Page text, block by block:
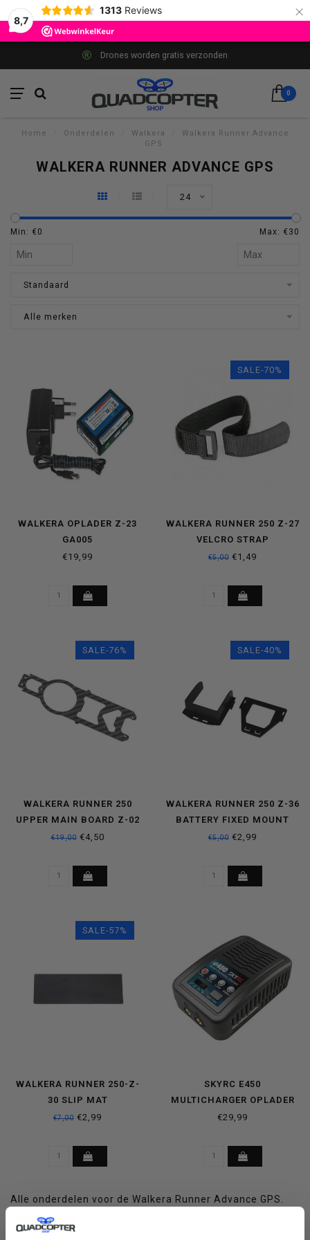
8,7
1313 Reviews ×
Drones worden gratis verzonden
0
Home Onderdelen Walkera
Walkera Runner Advance
GPS
WALKERA RUNNER ADVANCE GPS
24
Min: €0 Max: €30
Standaard
Alle merken
WALKERA OPLADER Z-23
GA005
€19,99
SALE-70%
WALKERA RUNNER 250 Z-27
VELCRO STRAP
€5,00 €1,49
SALE-76%
WALKERA RUNNER 250
UPPER MAIN BOARD Z-02
€19,00€4,50
SALE-40%
WALKERA RUNNER 250 Z-36
BATTERY FIXED MOUNT
€5,00 €2,99
SALE-57%
WALKERA RUNNER 250-Z-
30 SLIP MAT
€7,00 €2,99
SKYRC E450
MULTICHARGER OPLADER
€29,99
Alle onderdelen voor de Walkera Runner Advance GPS.
Staat je onderdeel er niet tussen, contacteer ons dan.